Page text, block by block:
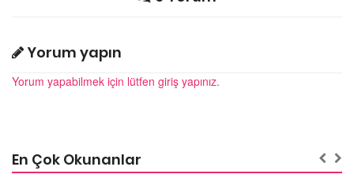
Yorum yapın
Yorum yapabilmek için lütfen giriş yapınız.
En Çok Okunanlar